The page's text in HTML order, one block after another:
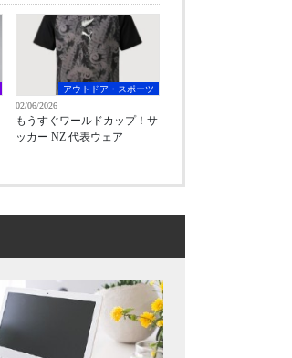
アウトドア・スポーツ
02/06/2026
もうすぐワールドカップ！サ
ッカー NZ 代表ウェア